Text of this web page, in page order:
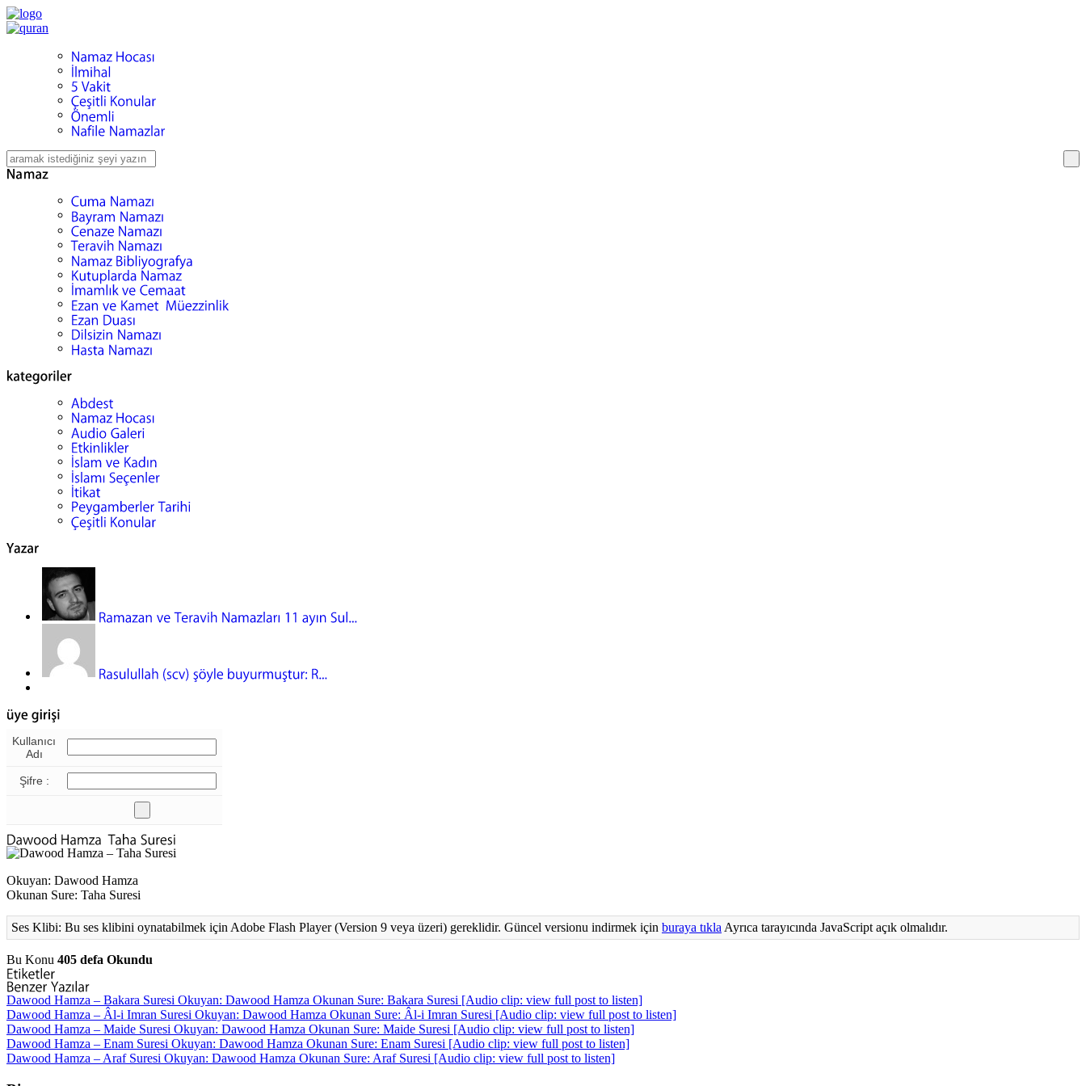
Kullanıcı
Adı
Şifre :
Okuyan: Dawood Hamza
Okunan Sure: Taha Suresi
Ses Klibi: Bu ses klibini oynatabilmek için Adobe Flash Player (Version 9 veya üzeri) gereklidir. Güncel versionu indirmek için buraya tıkla Ayrıca tarayıcında JavaScript açık olmalıdır.
Bu Konu 405 defa Okundu
Dawood Hamza – Bakara Suresi Okuyan: Dawood Hamza Okunan Sure: Bakara Suresi [Audio clip: view full post to listen]
Dawood Hamza – Âl-i Imran Suresi Okuyan: Dawood Hamza Okunan Sure: Âl-i Imran Suresi [Audio clip: view full post to listen]
Dawood Hamza – Maide Suresi Okuyan: Dawood Hamza Okunan Sure: Maide Suresi [Audio clip: view full post to listen]
Dawood Hamza – Enam Suresi Okuyan: Dawood Hamza Okunan Sure: Enam Suresi [Audio clip: view full post to listen]
Dawood Hamza – Araf Suresi Okuyan: Dawood Hamza Okunan Sure: Araf Suresi [Audio clip: view full post to listen]